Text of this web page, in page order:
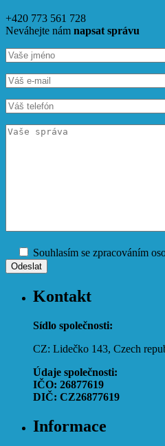
+420 773 561 728
Neváhejte nám napsat správu
Souhlasím se zpracováním
Kontakt
Sídlo společnosti:
CZ: Lidečko 143, Czech
Údaje společnosti:
IČO: 26877619
DIČ: CZ26877619
Informace